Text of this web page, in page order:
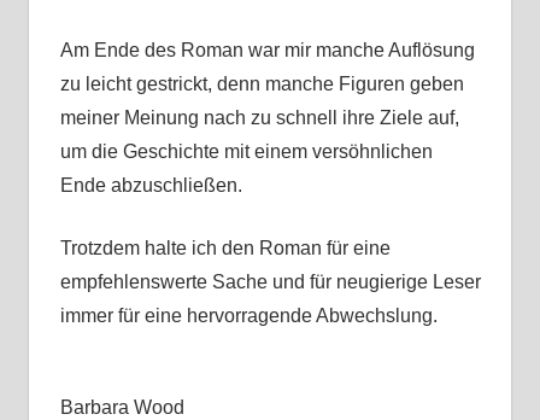
Am Ende des Roman war mir manche Auflösung
zu leicht gestrickt, denn manche Figuren geben
meiner Meinung nach zu schnell ihre Ziele auf,
um die Geschichte mit einem versöhnlichen
Ende abzuschließen.
Trotzdem halte ich den Roman für eine
empfehlenswerte Sache und für neugierige Leser
immer für eine hervorragende Abwechslung.
Barbara Wood